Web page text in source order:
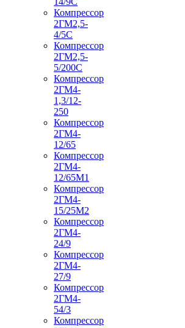
Компрессор
2ГМ2,5-
4/5С
Компрессор
2ГМ2,5-
5/200С
Компрессор
2ГМ4-
1,3/12-
250
Компрессор
2ГМ4-
12/65
Компрессор
2ГМ4-
12/65М1
Компрессор
2ГМ4-
15/25М2
Компрессор
2ГМ4-
24/9
Компрессор
2ГМ4-
27/9
Компрессор
2ГМ4-
54/3
Компрессор